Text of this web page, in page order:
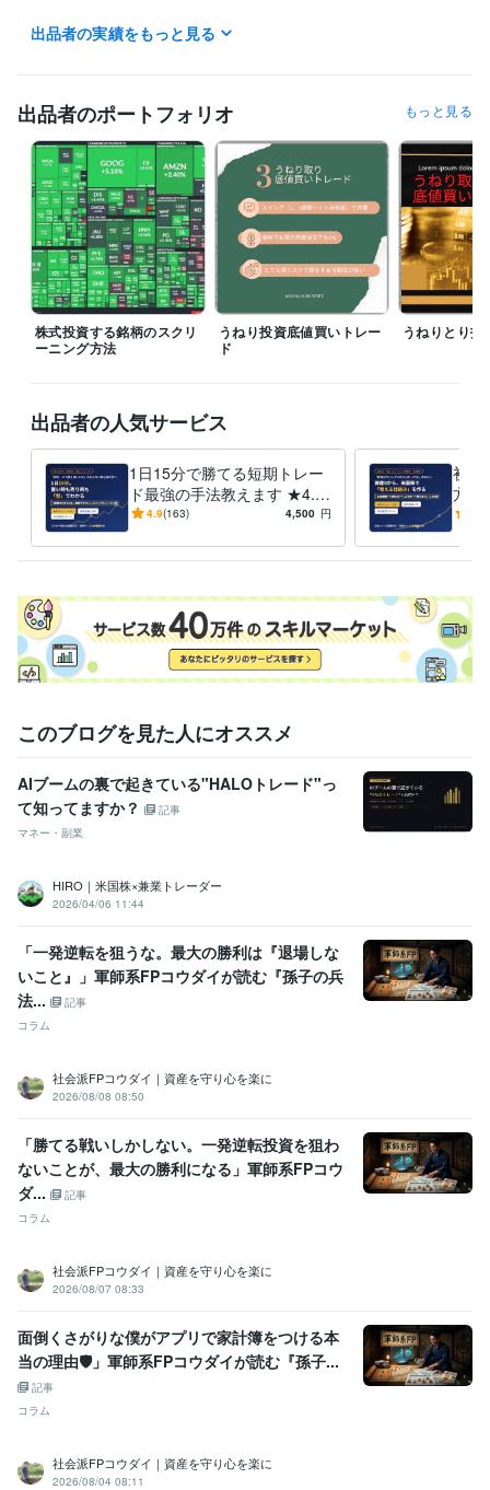
資格・検定
WordPress:7年Access:10年 Excel:20年
Numbers:5年Pages:5年 PowerPoint:15年
Microsoft Project:5年
ChatGPT:1年 Canva:5年
得意分野
資産運用・副業の相談 米国株投資、長期投資 長期の株式投資戦略
テンバガー株・割安成長株の発掘
株式投資 米国株投資 長期投資 成長株投資 テンバガー
資産運用・副業の相談 日本株・海外株・FXの短期売買
スイングト
レード うねり投資術
スイングトレード 短期株式投資 米国株 株式投資
出品者の実績をもっと見る
出品者のポートフォリオ もっと見る
株式投資する銘柄のスクリ
ーニング方法
うねり投資底値買いトレー
ド
うねりとり投
出品者の人気サービス
1日15分で勝てる短期トレー
ド最強の手法教えます ★4.9
｜知識ゼロでも、買い時・売
4.9(163) 4,500 円
初心
方教
ら
このブログを見た人にオススメ
AIブームの裏で起きている"HALOトレード"っ
て知ってますか？
記事
マネー・副業
HIRO｜米国株×兼業トレーダー
2026/04/06 11:44
「一発逆転を狙うな。最大の勝利は『退場しな
いこと』」軍師系FPコウダイが読む『孫子の兵
法...
記事
コラム
社会派FPコウダイ｜資産を守り心を楽に
2026/08/08 08:50
「勝てる戦いしかしない。一発逆転投資を狙わ
ないことが、最大の勝利になる」軍師系FPコウ
ダ...
記事
コラム
社会派FPコウダイ｜資産を守り心を楽に
2026/08/07 08:33
面倒くさがりな僕がアプリで家計簿をつける本
当の理由🛡️」軍師系FPコウダイが読む『孫子...
記事
コラム
社会派FPコウダイ｜資産を守り心を楽に
2026/08/04 08:11